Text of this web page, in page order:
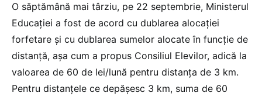
O săptămână mai târziu, pe 22 septembrie, Ministerul
Educației a fost de acord cu dublarea alocației
forfetare și cu dublarea sumelor alocate în funcție de
distanță, așa cum a propus Consiliul Elevilor, adică la
valoarea de 60 de lei/lună pentru distanţa de 3 km.
Pentru distanţele ce depăşesc 3 km, suma de 60